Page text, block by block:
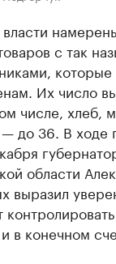
власти
с так
Их число
числе, хлеб,
до 36. В ходе
области
выразил
в конечном